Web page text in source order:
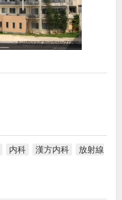
内科 漢方内科
放射線